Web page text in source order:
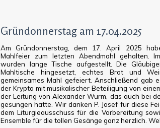
Gründonnerstag am 17.04.2025
Am Gründonnerstag, dem 17. April 2025
Mahlfeier zum letzten Abendmahl gehalten.
wurden lange Tische aufgestellt. Die
Mahltische hingesetzt, echtes Brot und
gemeinsames Mahl gefeiert. Anschließend gab
der Krypta mit musikalischer Beteiligung von
der Leitung von Alexander Wurm, das auch bei
gesungen hatte. Wir danken P. Josef für diese
dem Liturgieausschuss für die Vorbereitung
Ensemble für die tollen Gesänge ganz herzlich.